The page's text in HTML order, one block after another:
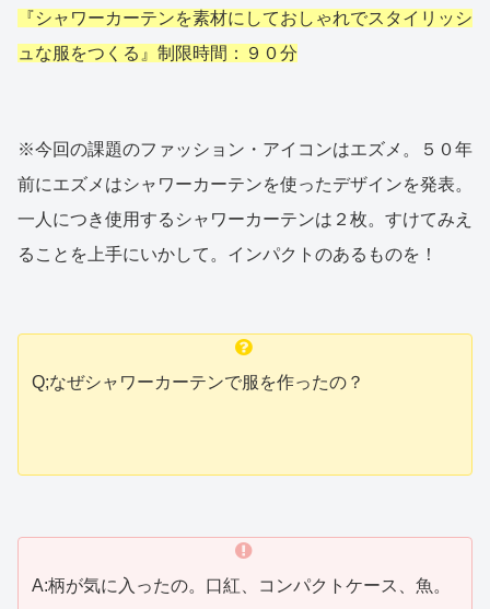
『シャワーカーテンを素材にしておしゃれでスタイリッシ
ュな服をつくる』制限時間：９０分
※今回の課題のファッション・アイコンはエズメ。５０年
前にエズメはシャワーカーテンを使ったデザインを発表。
一人につき使用するシャワーカーテンは２枚。すけてみえ
ることを上手にいかして。インパクトのあるものを！
Q;なぜシャワーカーテンで服を作ったの？
A:柄が気に入ったの。口紅、コンパクトケース、魚。